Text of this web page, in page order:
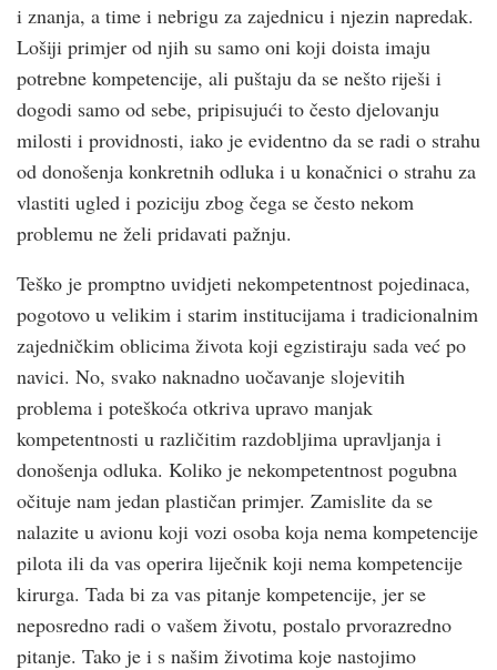
i znanja, a time i nebrigu za zajednicu i njezin napredak.
Lošiji primjer od njih su samo oni koji doista imaju
potrebne kompetencije, ali puštaju da se nešto riješi i
dogodi samo od sebe, pripisujući to često djelovanju
milosti i providnosti, iako je evidentno da se radi o strahu
od donošenja konkretnih odluka i u konačnici o strahu za
vlastiti ugled i poziciju zbog čega se često nekom
problemu ne želi pridavati pažnju.
Teško je promptno uvidjeti nekompetentnost pojedinaca,
pogotovo u velikim i starim institucijama i tradicionalnim
zajedničkim oblicima života koji egzistiraju sada već po
navici. No, svako naknadno uočavanje slojevitih
problema i poteškoća otkriva upravo manjak
kompetentnosti u različitim razdobljima upravljanja i
donošenja odluka. Koliko je nekompetentnost pogubna
očituje nam jedan plastičan primjer. Zamislite da se
nalazite u avionu koji vozi osoba koja nema kompetencije
pilota ili da vas operira liječnik koji nema kompetencije
kirurga. Tada bi za vas pitanje kompetencije, jer se
neposredno radi o vašem životu, postalo prvorazredno
pitanje. Tako je i s našim životima koje nastojimo